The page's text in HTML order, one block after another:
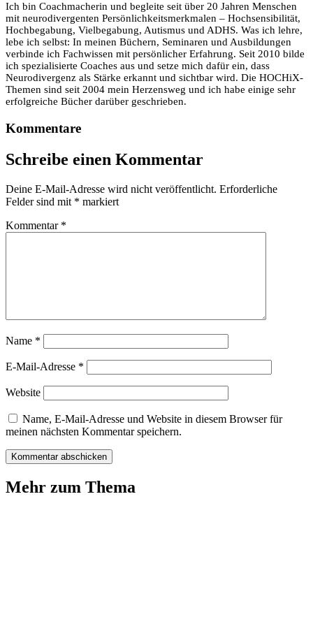
Ich bin Coachmacherin und begleite seit über 20 Jahren Menschen
mit neurodivergenten Persönlichkeitsmerkmalen – Hochsensibilität,
Hochbegabung, Vielbegabung, Autismus und ADHS. Was ich lehre,
lebe ich selbst: In meinen Büchern, Seminaren und Ausbildungen
verbinde ich Fachwissen mit persönlicher Erfahrung. Seit 2010 bilde
ich spezialisierte Coaches aus und setze mich dafür ein, dass
Neurodivergenz als Stärke erkannt und sichtbar wird. Die HOCHiX-
Themen sind seit 2004 mein Herzensweg und ich habe einige sehr
erfolgreiche Bücher darüber geschrieben.
Kommentare
Schreibe einen Kommentar
Deine E-Mail-Adresse wird nicht veröffentlicht. Erforderliche
Felder sind mit * markiert
Kommentar *
Name *
E-Mail-Adresse *
Website
Name, E-Mail-Adresse und Website in diesem Browser für
meinen nächsten Kommentar speichern.
Mehr zum Thema